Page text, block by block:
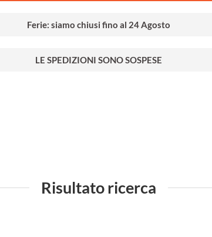
Ferie: siamo chiusi fino al 24 Agosto
LE SPEDIZIONI SONO SOSPESE
Risultato ricerca